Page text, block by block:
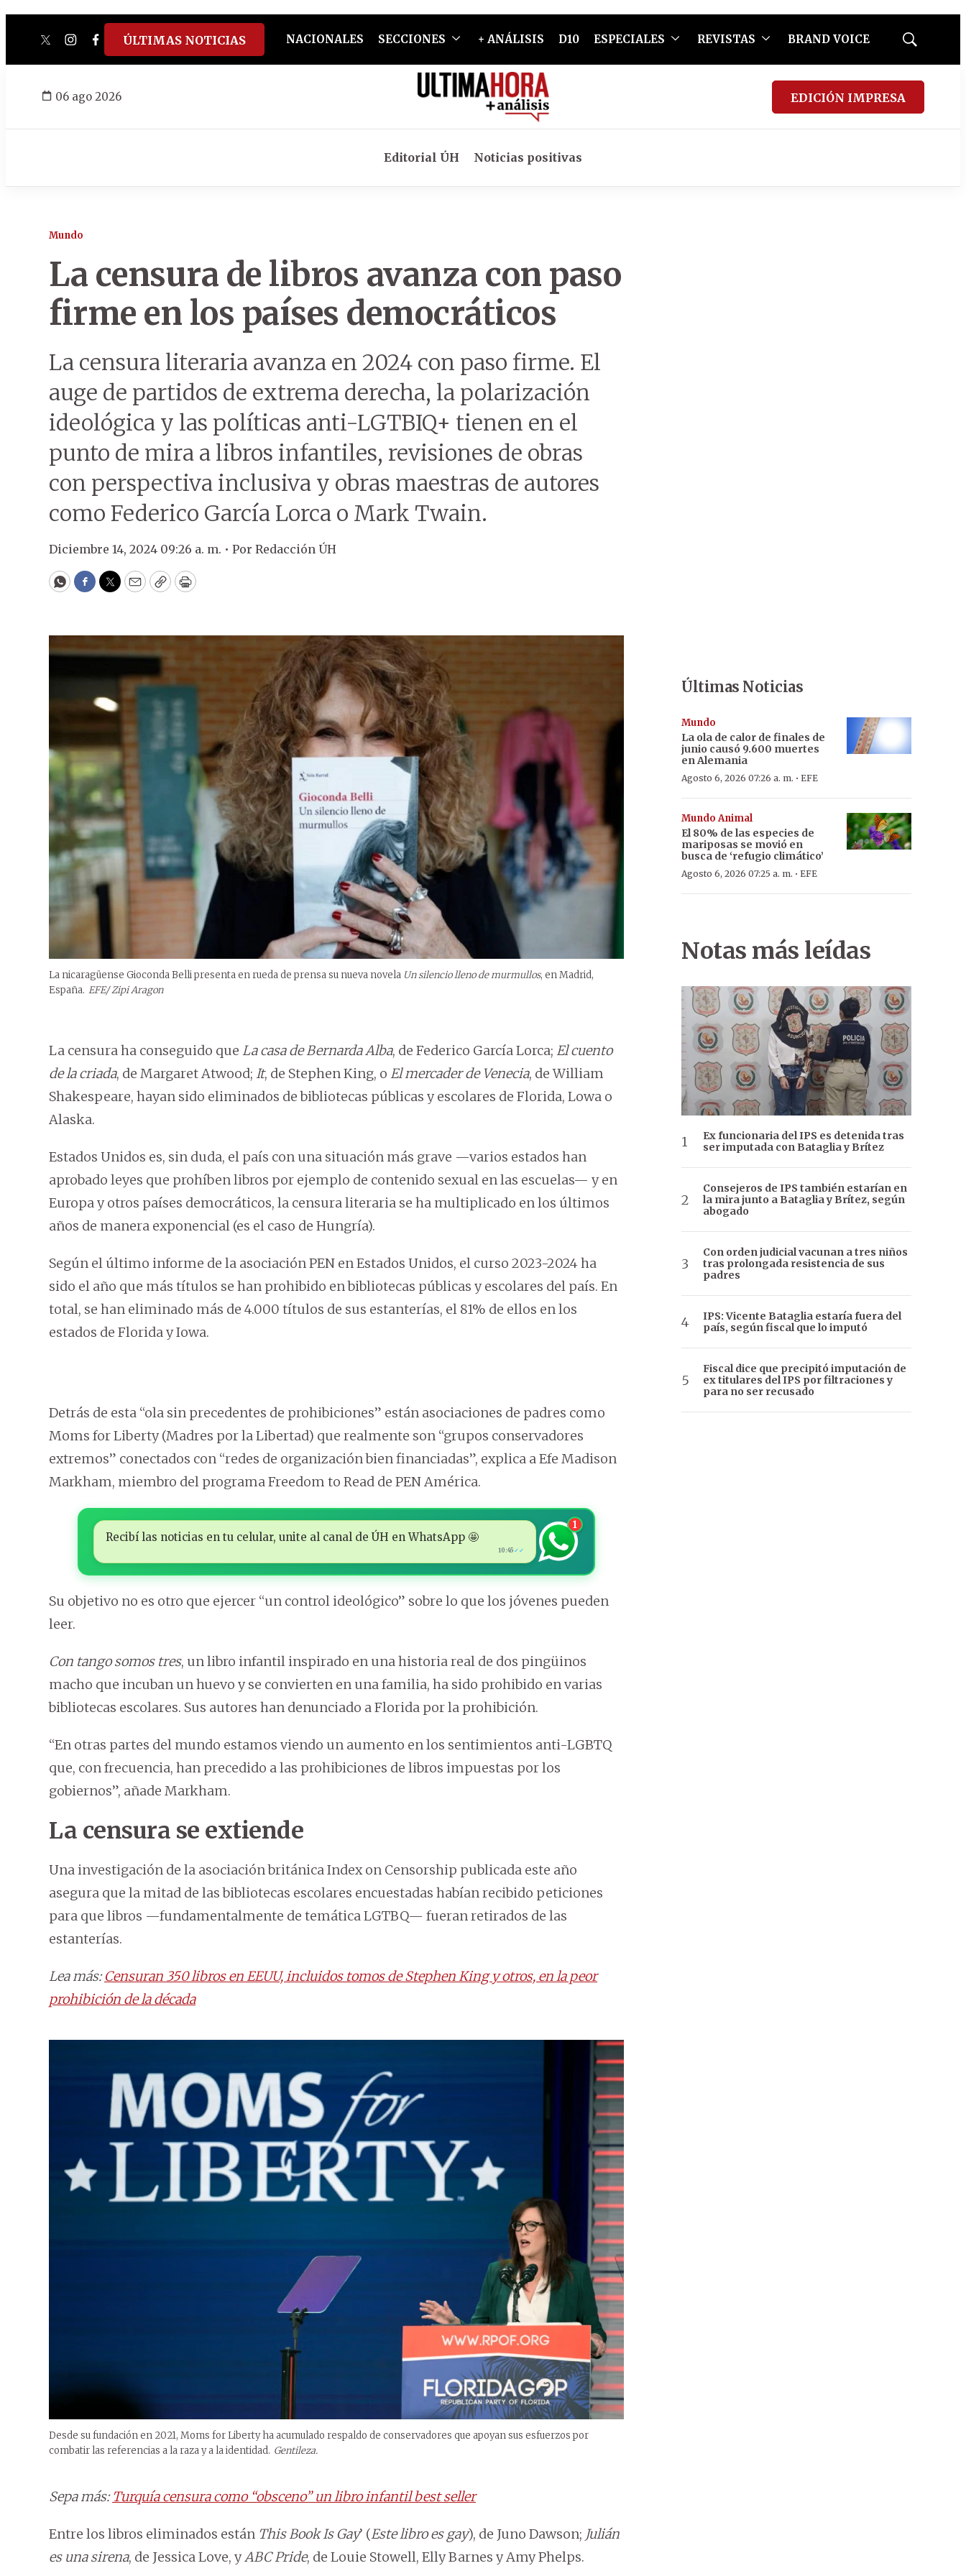
twitterinstagram
facebook
tiktokyoutube
spotify
ÚLTIMAS NOTICIAS NACIONALES SECCIONES + ANÁLISIS D10 ESPECIALES REVISTAS BRAND VOICE
Mostrar
06 ago 2026 EDICIÓN IMPRESA
Editorial ÚH Noticias positivas
Mundo
La censura de libros avanza con paso
firme en los países democráticos
La censura literaria avanza en 2024 con paso firme. El
auge de partidos de extrema derecha, la polarización
ideológica y las políticas anti-LGTBIQ+ tienen en el
punto de mira a libros infantiles, revisiones de obras
con perspectiva inclusiva y obras maestras de autores
como Federico García Lorca o Mark Twain.
Diciembre 14, 2024 09:26 a. m. • Por Redacción ÚH
WhatsApp
Facebook
Twitter
EmailCopyPrint
La nicaragüense Gioconda Belli presenta en rueda de prensa su nueva novela Un silencio lleno de murmullos, en Madrid,
España. EFE/ Zipi Aragon
La censura ha conseguido que La casa de Bernarda Alba, de Federico García Lorca; El cuento
de la criada, de Margaret Atwood; It, de Stephen King, o El mercader de Venecia, de William
Shakespeare, hayan sido eliminados de bibliotecas públicas y escolares de Florida, Lowa o
Alaska.
Estados Unidos es, sin duda, el país con una situación más grave —varios estados han
aprobado leyes que prohíben libros por ejemplo de contenido sexual en las escuelas— y en
Europa y otros países democráticos, la censura literaria se ha multiplicado en los últimos
años de manera exponencial (es el caso de Hungría).
Según el último informe de la asociación PEN en Estados Unidos, el curso 2023-2024 ha
sido el año que más títulos se han prohibido en bibliotecas públicas y escolares del país. En
total, se han eliminado más de 4.000 títulos de sus estanterías, el 81% de ellos en los
estados de Florida y Iowa.
Detrás de esta “ola sin precedentes de prohibiciones” están asociaciones de padres como
Moms for Liberty (Madres por la Libertad) que realmente son “grupos conservadores
extremos” conectados con “redes de organización bien financiadas”, explica a Efe Madison
Markham, miembro del programa Freedom to Read de PEN América.
Recibí las noticias en tu celular, unite al canal de ÚH en WhatsApp 🤩
10:45 ✓✓
1
Su objetivo no es otro que ejercer “un control ideológico” sobre lo que los jóvenes pueden
leer.
Con tango somos tres, un libro infantil inspirado en una historia real de dos pingüinos
macho que incuban un huevo y se convierten en una familia, ha sido prohibido en varias
bibliotecas escolares. Sus autores han denunciado a Florida por la prohibición.
“En otras partes del mundo estamos viendo un aumento en los sentimientos anti-LGBTQ
que, con frecuencia, han precedido a las prohibiciones de libros impuestas por los
gobiernos”, añade Markham.
La censura se extiende
Una investigación de la asociación británica Index on Censorship publicada este año
asegura que la mitad de las bibliotecas escolares encuestadas habían recibido peticiones
para que libros —fundamentalmente de temática LGTBQ— fueran retirados de las
estanterías.
Lea más:Censuran 350 libros en EEUU, incluidos tomos de Stephen King y otros, en la peor
prohibición de la década
Desde su fundación en 2021, Moms for Liberty ha acumulado respaldo de conservadores que apoyan sus esfuerzos por
combatir las referencias a la raza y a la identidad. Gentileza.
Sepa más:Turquía censura como “obsceno” un libro infantil best seller
Entre los libros eliminados están This Book Is Gay’ (Este libro es gay), de Juno Dawson; Julián
es una sirena, de Jessica Love, yABC Pride, de Louie Stowell, Elly Barnes y Amy Phelps.
Últimas Noticias
Mundo
La ola de calor de finales de
junio causó 9.600 muertes
en Alemania
Agosto 6, 2026 07:26 a. m. · EFE
Mundo Animal
El 80% de las especies de
mariposas se movió en
busca de ‘refugio climático’
Agosto 6, 2026 07:25 a. m. · EFE
Notas más leídas
Ex funcionaria del IPS es detenida tras
ser imputada con Bataglia y Brítez
Consejeros de IPS también estarían en
la mira junto a Bataglia y Brítez, según
abogado
Con orden judicial vacunan a tres niños
tras prolongada resistencia de sus
padres
IPS: Vicente Bataglia estaría fuera del
país, según fiscal que lo imputó
Fiscal dice que precipitó imputación de
ex titulares del IPS por filtraciones y
para no ser recusado